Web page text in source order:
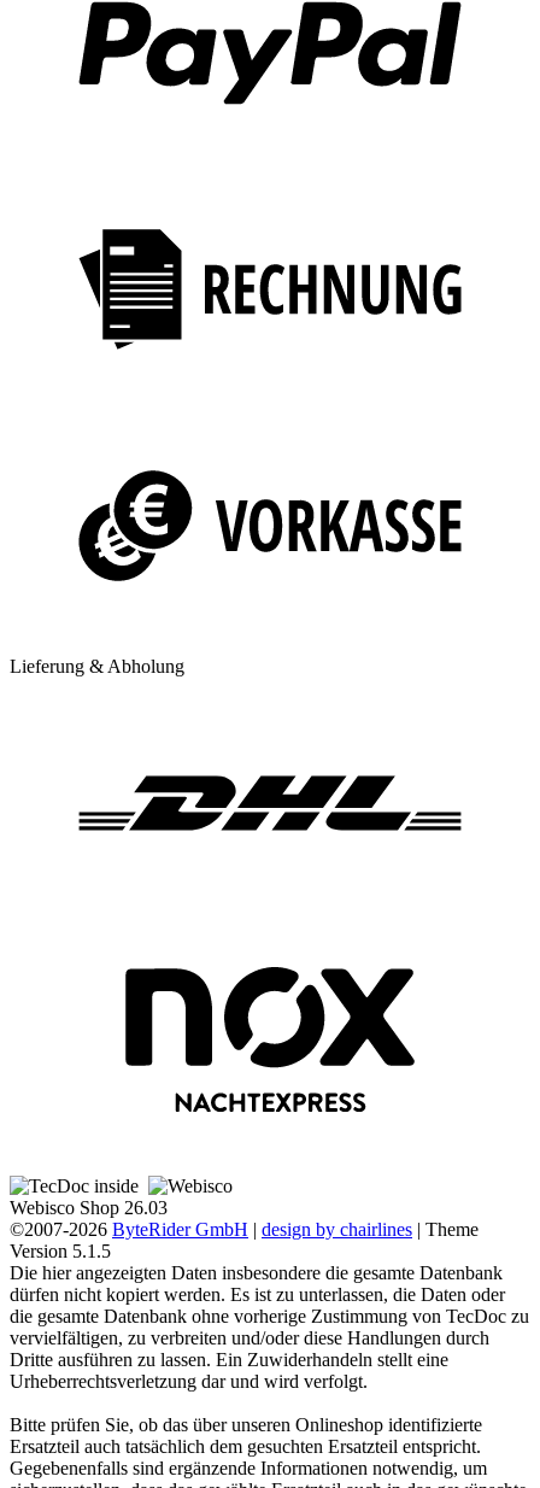
Lieferung & Abholung
Webisco Shop 26.03
©2007-2026 ByteRider GmbH | design by chairlines | Theme
Version 5.1.5
Die hier angezeigten Daten insbesondere die gesamte Datenbank
dürfen nicht kopiert werden. Es ist zu unterlassen, die Daten oder
die gesamte Datenbank ohne vorherige Zustimmung von TecDoc zu
vervielfältigen, zu verbreiten und/oder diese Handlungen durch
Dritte ausführen zu lassen. Ein Zuwiderhandeln stellt eine
Urheberrechtsverletzung dar und wird verfolgt.
Bitte prüfen Sie, ob das über unseren Onlineshop identifizierte
Ersatzteil auch tatsächlich dem gesuchten Ersatzteil entspricht.
Gegebenenfalls sind ergänzende Informationen notwendig, um